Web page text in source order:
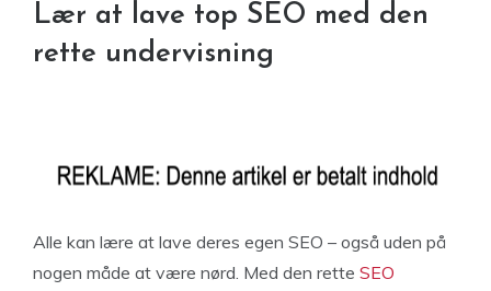
Lær at lave top SEO med den
rette undervisning
Alle kan lære at lave deres egen SEO – også uden på
nogen måde at være nørd. Med den rette SEO